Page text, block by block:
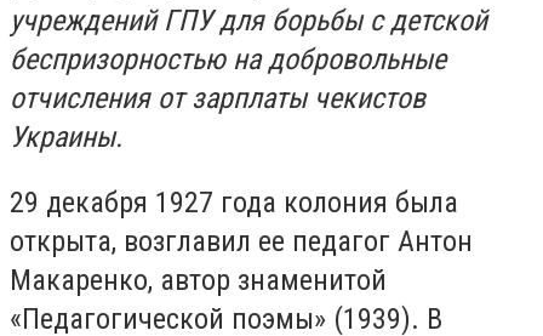
учреждений ГПУ для борьбы с детской
беспризорностью на добровольные
отчисления от зарплаты чекистов
Украины.
29 декабря 1927 года колония была
открыта, возглавил ее педагог Антон
Макаренко, автор знаменитой
«Педагогической поэмы» (1939). В